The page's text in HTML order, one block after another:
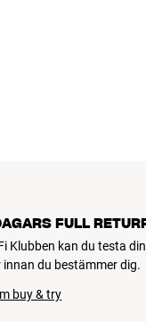
FULL
Klubben kan du testa
innan du bestämmer dig.
buy & try